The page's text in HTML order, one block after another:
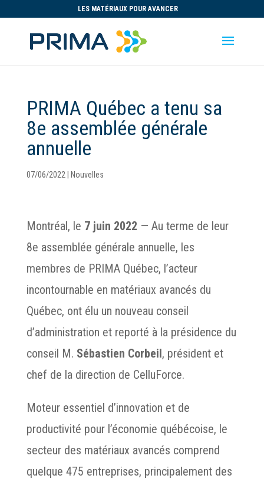
LES MATÉRIAUX POUR AVANCER
PRIMA Québec a tenu sa
8e assemblée générale
annuelle
07/06/2022 Nouvelles
Montréal, le 7 juin 2022 — Au terme de leur
8e assemblée générale annuelle, les
membres de PRIMA Québec, l’acteur
incontournable en matériaux avancés du
Québec, ont élu un nouveau conseil
d’administration et reporté à la présidence du
conseil M. Sébastien Corbeil, président et
chef de la direction de CelluForce.
Moteur essentiel d’innovation et de
productivité pour l’économie québécoise, le
secteur des matériaux avancés comprend
quelque 475 entreprises, principalement des